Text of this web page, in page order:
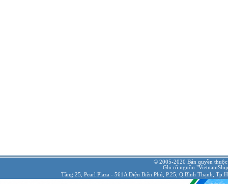
© 2005-2020 Bản quyền
Ghi rõ nguồn
Tầng 25, Pearl Plaza - 561A Điện Biên Phủ, P.25, Q.Bình Thạnh,